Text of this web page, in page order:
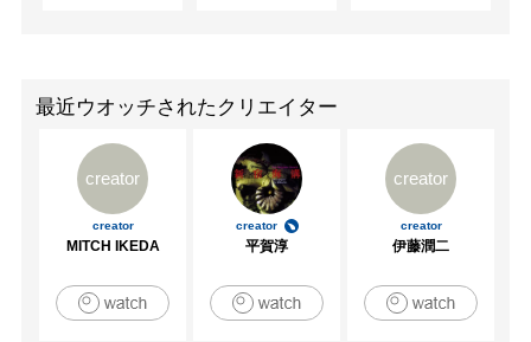
最近ウオッチされたクリエイター
creator
creator
MITCH IKEDA
creator
平賀淳
creator
creator
伊藤潤二